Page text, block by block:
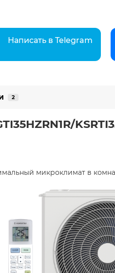
Написать в Telegram
2
микроклимат в